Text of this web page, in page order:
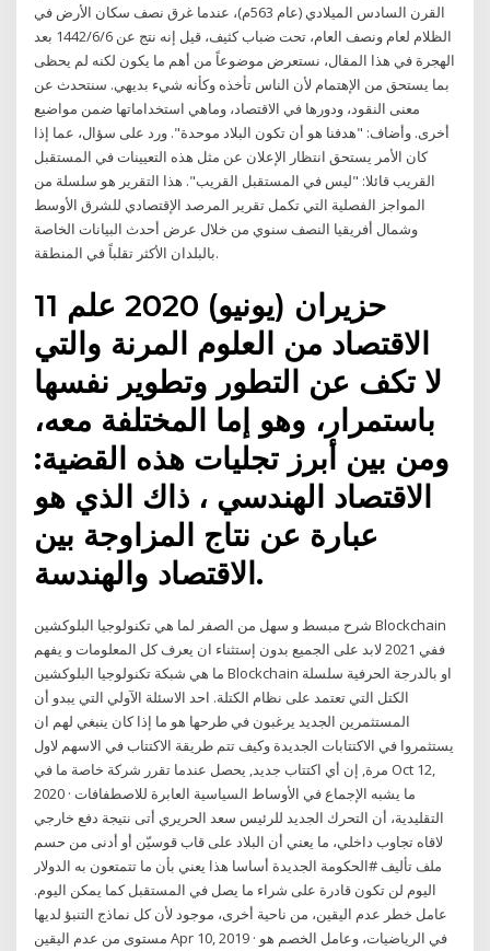
القرن السادس الميلادي (عام 563م)، عندما غرق نصف سكان الأرض في
الظلام لعام ونصف العام، تحت ضباب كثيف، قيل إنه نتج عن 6‏‏/6‏‏/1442 بعد
الهجرة في هذا المقال، نستعرض موضوعاً من أهم ما يكون لكنه لم يحظى
بما يستحق من الإهتمام لأن الناس تأخذه وكأنه شيء بديهي. سنتحدث عن
معنى النقود، ودورها في الاقتصاد، وماهي استخداماتها ضمن مواضيع
أخرى. وأضاف: "هدفنا هو أن تكون البلاد موحدة". ورد على سؤال، عما إذا
كان الأمر يستحق انتظار الإعلان عن مثل هذه التعيينات في المستقبل
القريب قائلا: "ليس في المستقبل القريب". هذا التقرير هو سلسلة من
المواجز الفصلية التي تكمل تقرير المرصد الإقتصادي للشرق الأوسط
وشمال أفريقيا النصف سنوي من خلال عرض أحدث البيانات الخاصة
بالبلدان الأكثر تقلباً في المنطقة.
11 حزيران (يونيو) 2020 علم
الاقتصاد من العلوم المرنة والتي
لا تكف عن التطور وتطوير نفسها
باستمرار، وهو إما المختلفة معه،
ومن بين أبرز تجليات هذه القضية:
الاقتصاد الهندسي ، ذاك الذي هو
عبارة عن نتاج المزاوجة بين
الاقتصاد والهندسة.
شرح مبسط و سهل من الصفر لما هي تكنولوجيا البلوكشين Blockchain
ففي 2021 لابد على الجميع بدون إستثناء ان يعرف كل المعلومات و يفهم
ما هي شبكة تكنولوجيا البلوكشين Blockchain او بالدرجة الحرفية سلسلة
الكتل التي تعتمد على نظام الكتلة. احد الاسئلة الآولي التي يبدو أن
المستثمرين الجديد يرغبون في طرحها هو ما إذا كان ينبغي لهم ان
يستثمروا في الاكتتابات الجديدة وكيف تتم طريقة الاكتتاب في الاسهم لاول
مرة, إن أي اكتتاب جديد, يحصل عندما تقرر شركة خاصة ما في Oct 12,
2020 · ما يشبه الإجماع في الأوساط السياسية العابرة للاصطفافات
التقليدية، أن التحرك الجديد للرئيس سعد الحريري أتى نتيجة دفع خارجي
لاقاه تجاوب داخلي، ما يعني أن البلاد على قاب قوسيّن أو أدنى من حسم
ملف تأليف #الحكومة الجديدة أساسا هذا يعني بأن ما تتمتعون به الدولار
اليوم لن تكون قادرة على شراء ما يصل في المستقبل كما يمكن اليوم.
عامل خطر عدم اليقين، من ناحية أخرى، موجود لأن كل نماذج التنبؤ لديها
مستوى من عدم اليقين Apr 10, 2019 · في الرياضيات، وعامل الخصم هو